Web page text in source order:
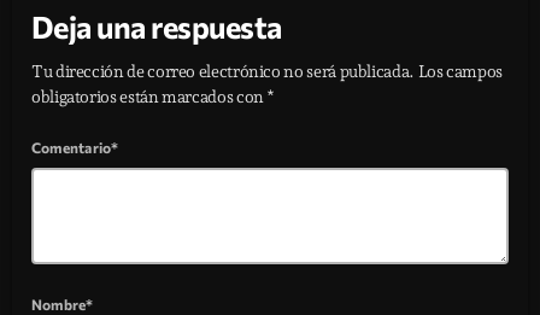
Deja una respuesta
Tu dirección de correo electrónico no será publicada. Los campos
obligatorios están marcados con *
Comentario*
Nombre*